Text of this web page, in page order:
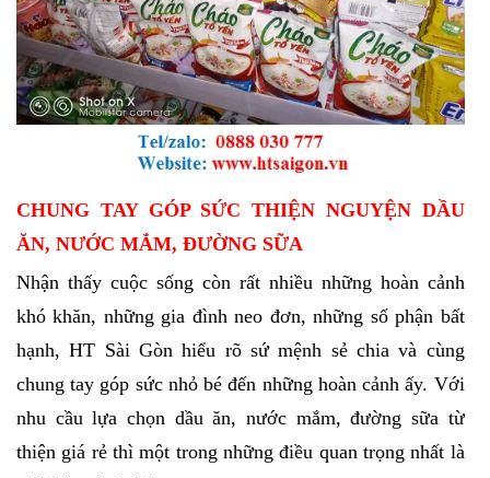
CHUNG TAY GÓP SỨC THIỆN NGUYỆN DẦU
ĂN, NƯỚC MẮM, ĐƯỜNG SỮA
Nhận thấy cuộc sống còn rất nhiều những hoàn cảnh
khó khăn, những gia đình neo đơn, những số phận bất
hạnh, HT Sài Gòn hiểu rõ sứ mệnh sẻ chia và cùng
chung tay góp sức nhỏ bé đến những hoàn cảnh ấy. Với
nhu cầu lựa chọn dầu ăn, nước mắm, đường sữa từ
thiện giá rẻ thì một trong những điều quan trọng nhất là